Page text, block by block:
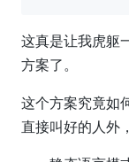
这真是让我虎躯
方案了。
这个方案究竟如
直接叫好的人外